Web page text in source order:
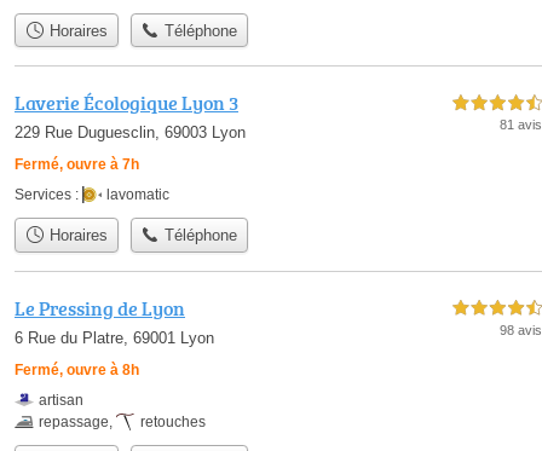
Horaires Téléphone
Laverie Écologique Lyon 3
229 Rue Duguesclin, 69003 Lyon
Fermé, ouvre à 7h
4,5 étoiles sur 5
81 avis
Services : lavomatic
Horaires Téléphone
Le Pressing de Lyon
6 Rue du Platre, 69001 Lyon
Fermé, ouvre à 8h
4,5 étoiles sur 5
98 avis
artisan
repassage
retouches